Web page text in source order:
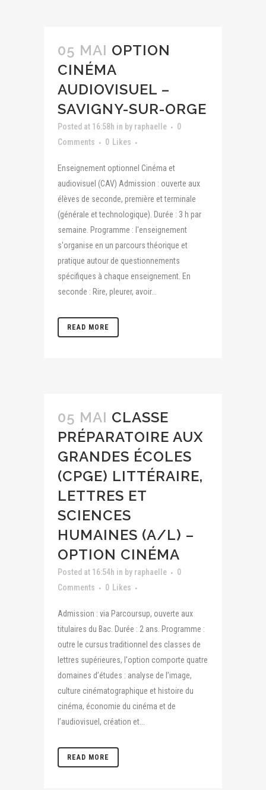
05 MAI OPTION
CINÉMA
AUDIOVISUEL –
SAVIGNY-SUR-ORGE
Posted at 16:58h in by raphaelle
0
Comments
0 Likes
Enseignement optionnel Cinéma et
audiovisuel (CAV) Admission : ouverte aux
élèves de seconde, première et terminale
(générale et technologique). Durée : 3 h par
semaine. Programme : l'enseignement
s'organise en un parcours théorique et
pratique autour de questionnements
spécifiques à chaque enseignement. En
seconde : Rire, pleurer, avoir...
READ MORE
05 MAI CLASSE
PRÉPARATOIRE AUX
GRANDES ÉCOLES
(CPGE) LITTÉRAIRE,
LETTRES ET
SCIENCES
HUMAINES (A/L) –
OPTION CINÉMA
Posted at 16:54h in by raphaelle
0
Comments
0 Likes
Admission : via Parcoursup, ouverte aux
titulaires du Bac. Durée : 2 ans. Programme :
outre le cursus traditionnel des classes de
lettres supérieures, l'option comporte quatre
domaines d’études : analyse de l’image,
culture cinématographique et histoire du
cinéma, économie du cinéma et de
l’audiovisuel, création et...
READ MORE